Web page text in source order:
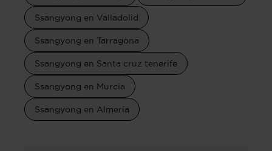
Ssangyong en Valladolid
Ssangyong en Tarragona
Ssangyong en Santa cruz tenerife
Ssangyong en Murcia
Ssangyong en Almería